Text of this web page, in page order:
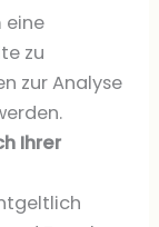
eine
zu
zur Analyse
Ihrer